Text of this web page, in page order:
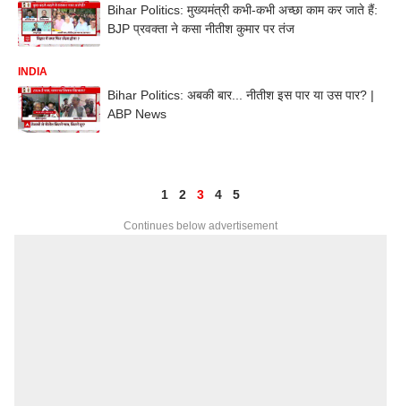
Bihar Politics: मुख्यमंत्री कभी-कभी अच्छा काम कर जाते हैं:
BJP प्रवक्ता ने कसा नीतीश कुमार पर तंज
INDIA
Bihar Politics: अबकी बार... नीतीश इस पार या उस पार? |
ABP News
1 2 3 4 5
Continues below advertisement